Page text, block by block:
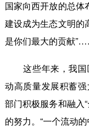
国家向西开放的总体
建设成为生态文明的
是你们最大的贡献
这些年来，我国
动高质量发展积蓄
部门积极服务和融入
的努力。“一个流动